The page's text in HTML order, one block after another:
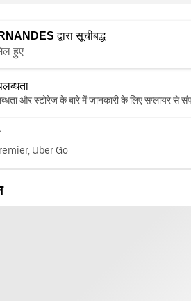
द्वारा सूचीबद्ध
हुए
और स्‍टोरेज के बारे में जानकारी के लिए सप्लायर से
Uber Go